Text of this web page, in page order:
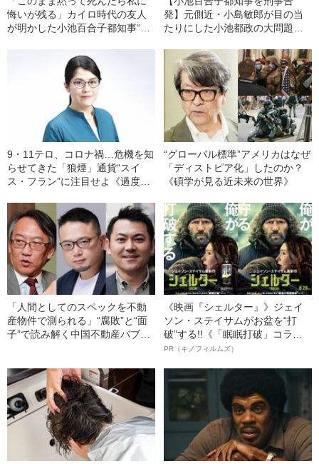
悔いが残る」カイロ時代の友人
が明かした小池百合子都知事“疑
発】元側近・小島敏郎が目の当
たりにした小池都政の大問題
9・11テロ、コロナ禍…危機を知
らせてきた「狼煙」通貨“スイ
ス・フラン”に注目せよ《過度な
“グローバル標準”アメリカはなぜ
「ディストピア化」したのか？
《碩学が見る近未来の世界》
「人間としてのスペックを不動
産物件で測られる」“腐敗”と“面
子”で読み解く中国不動産バブル
《映画『シェルター』》ジェイ
ソン・ステイサムがお盆を“打
破”する!!《「眠眠打破」コラ
ボ》
PR（キノフィルムズ）